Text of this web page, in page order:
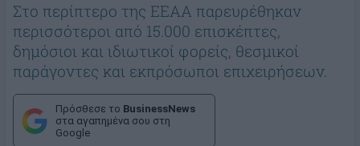
Στο περίπτερο της ΕΕΑΑ παρευρέθηκαν
περισσότεροι από 15.000 επισκέπτες,
δημόσιοι και ιδιωτικοί φορείς, θεσμικοί
παράγοντες και εκπρόσωποι επιχειρήσεων.
Πρόσθεσε το BusinessNews
στα αγαπημένα σου στη
Google